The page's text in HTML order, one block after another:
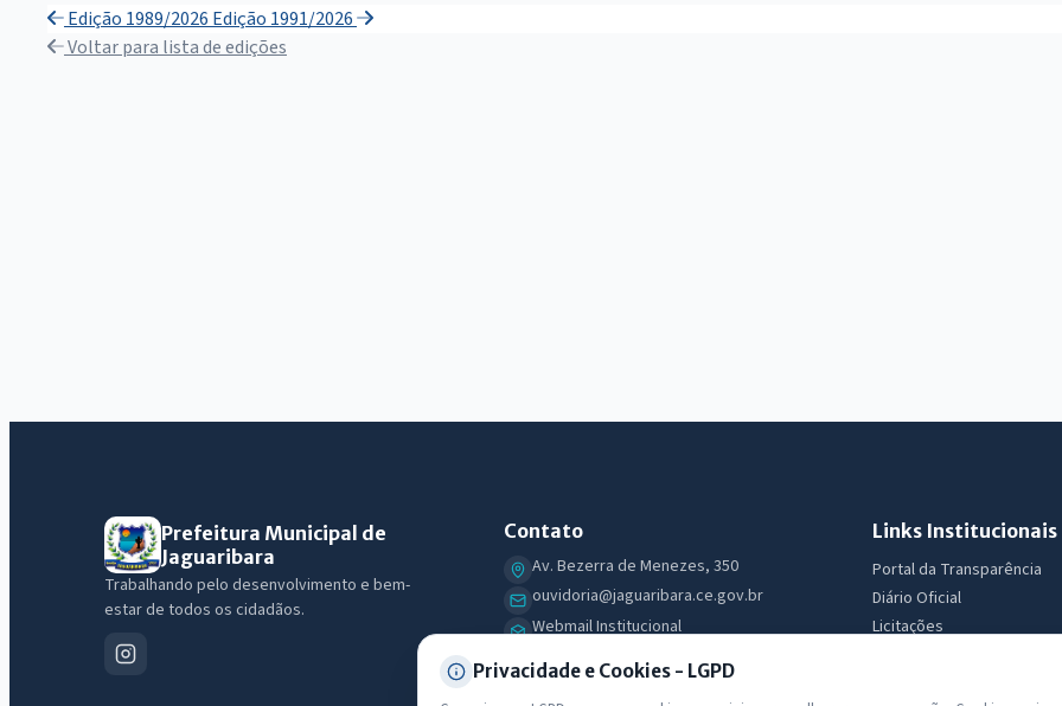
Edição 1989/2026 Edição 1991/2026
Voltar para lista de edições
Prefeitura Municipal de
Jaguaribara
Trabalhando pelo desenvolvimento e bem-
estar de todos os cidadãos.
Contato
Av. Bezerra de Menezes, 350
ouvidoria@jaguaribara.ce.gov.br
Webmail Institucional
Segunda a Sexta 07:30 as 13:30
Links Institucionais
Portal da Transparência
Diário Oficial
Licitações
Privacidade e Cookies - LGPD